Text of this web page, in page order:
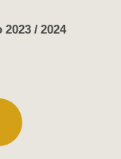
/ 2024